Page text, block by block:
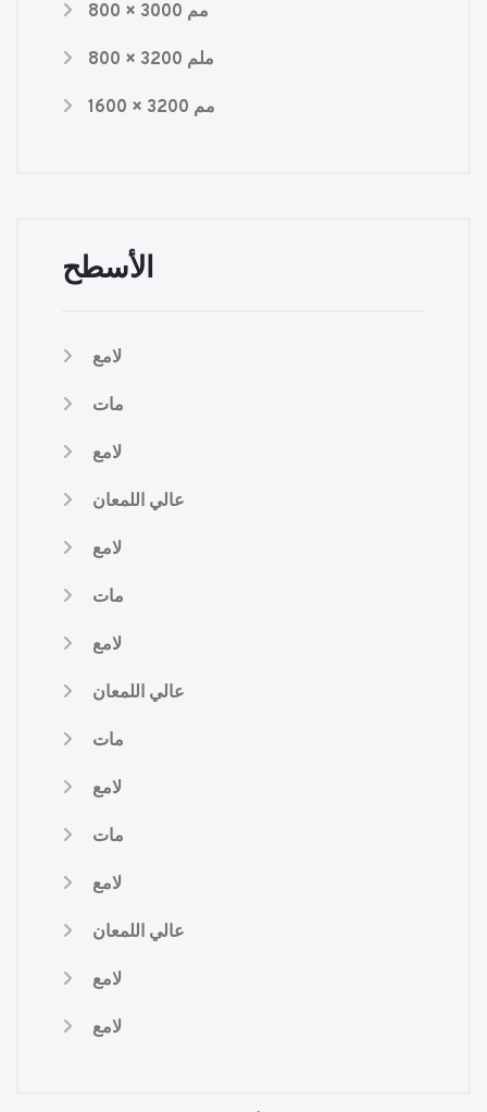
800 × 3000 مم
800 × 3200 ملم
1600 × 3200 مم
الأسطح
لامع
مات
لامع
عالي اللمعان
لامع
مات
لامع
عالي اللمعان
مات
لامع
مات
لامع
عالي اللمعان
لامع
لامع